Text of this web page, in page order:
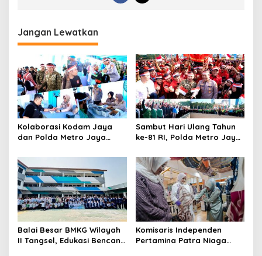
Jangan Lewatkan
Kolaborasi Kodam Jaya
dan Polda Metro Jaya
Sambut Hari Ulang Tahun
ke-81 RI, Polda Metro Jaya
Balai Besar BMKG Wilayah
II Tangsel, Edukasi Bencana
Komisaris Independen
Pertamina Patra Niaga